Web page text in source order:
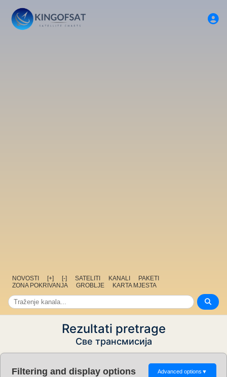
NOVOSTI [+] [-] SATELITI KANALI
PAKETI
ZONA POKRIVANJA
GROBLJE KARTA MJESTA
Rezultati pretrage
Све трансмисија
Filtering and display options Advanced options ▼